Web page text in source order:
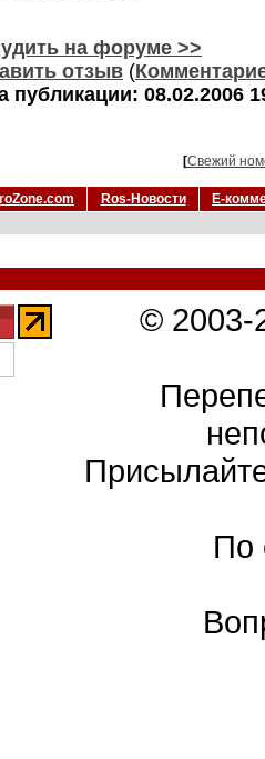
на форуме >>
отзыв (
публикации: 08.02.2006
[Свежий
Ros-Новости
Е-
©
По